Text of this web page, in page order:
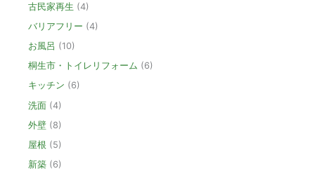
古民家再生 (4)
バリアフリー (4)
お風呂 (10)
桐生市・トイレリフォーム (6)
キッチン (6)
洗面 (4)
外壁 (8)
屋根 (5)
新築 (6)